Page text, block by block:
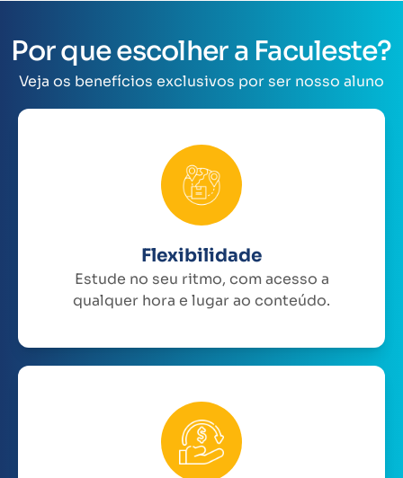
Por que escolher a Faculeste?
Veja os benefícios exclusivos por ser nosso aluno
Flexibilidade
Estude no seu ritmo, com acesso a
qualquer hora e lugar ao conteúdo.